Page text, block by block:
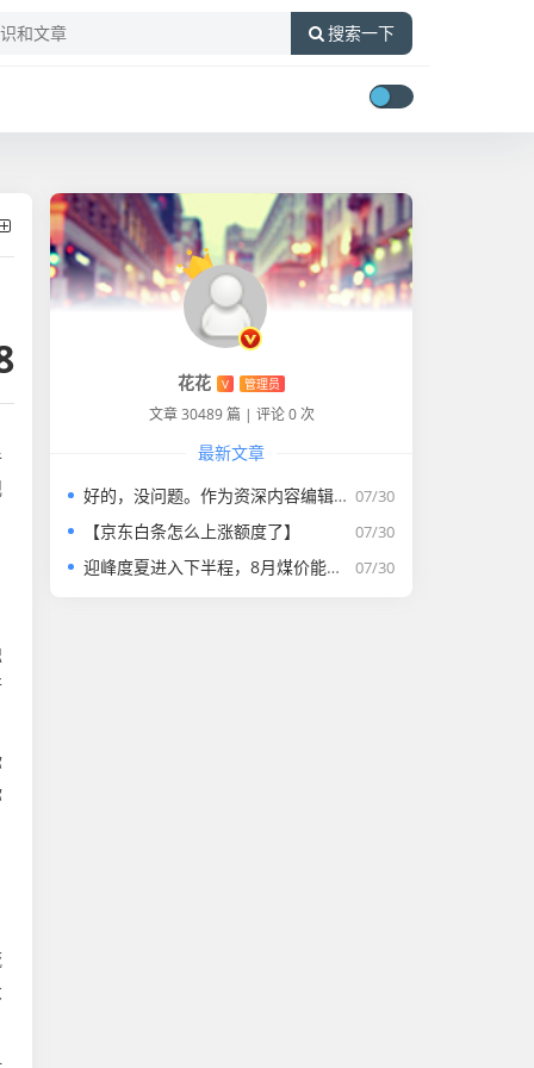
搜索一下
花花 V 管理员
文章 30489 篇 | 评论 0 次
最新文章
07/30
好的，没问题。作为资深内容编辑，我将为您打造一篇符合要求的专业教程文章。
07/30
【京东白条怎么上涨额度了】
07/30
迎峰度夏进入下半程，8月煤价能否走强？